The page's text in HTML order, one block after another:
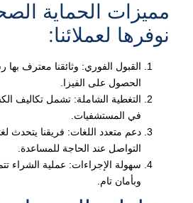
مميزات الحماية
نوفرها لعملائنا:
القبول الفوري: وثائقنا معترف بها
الحصول على الفيزا.
التغطية الشاملة: تشمل تكاليف
في المستشفيات.
دعم متعدد اللغات: فريقنا يتحدث
التواصل عند الحاجة للمساعدة.
سهولة الإجراءات: عملية الشراء
وبأمان تام.